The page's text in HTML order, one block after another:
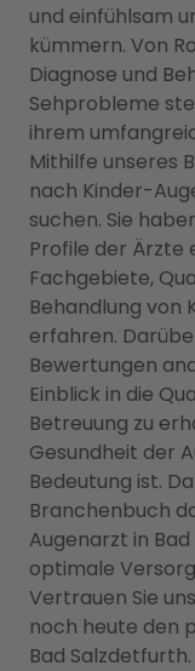
und einfühlsam
kümmern. Von
Diagnose und
Sehprobleme
ihrem
Mithilfe unseres
nach Kinder-
suchen. Sie
Profile der Ärzte
Fachgebiete,
Behandlung von
erfahren.
Bewertungen
Einblick in die
Betreuung zu
Gesundheit der
Bedeutung ist.
Branchenbuch
Augenarzt in
optimale
Vertrauen Sie
noch heute den
Bad Salzdetfurth.